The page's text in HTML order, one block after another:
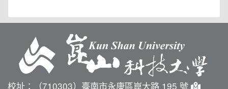
校址：（710303）臺南市永康區崑大路 195 號